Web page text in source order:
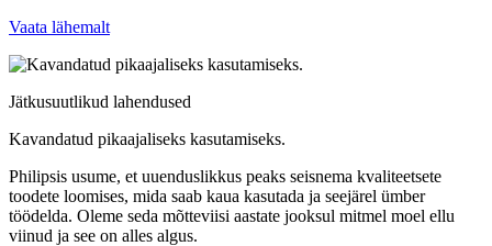
Vaata lähemalt
Jätkusuutlikud lahendused
Kavandatud pikaajaliseks kasutamiseks.
Philipsis usume, et uuenduslikkus peaks seisnema kvaliteetsete
toodete loomises, mida saab kaua kasutada ja seejärel ümber
töödelda. Oleme seda mõtteviisi aastate jooksul mitmel moel ellu
viinud ja see on alles algus.